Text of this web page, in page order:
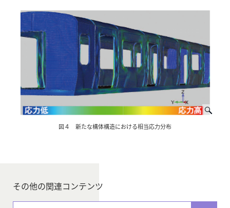
図４ 新たな構体構造における相当応力分布
その他の関連コンテンツ